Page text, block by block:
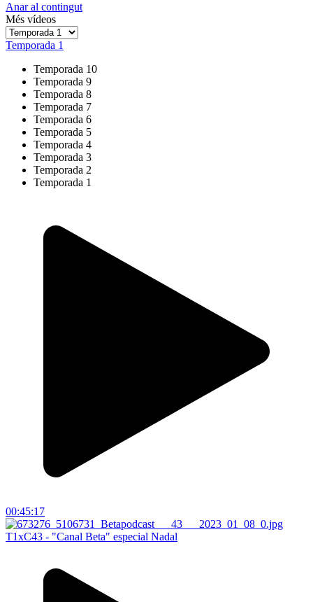
Anar al contingut
Més vídeos
Temporada 1
Temporada 10
Temporada 9
Temporada 8
Temporada 7
Temporada 6
Temporada 5
Temporada 4
Temporada 3
Temporada 2
Temporada 1
00:45:17
T1xC43 - "Canal Beta" especial Nadal